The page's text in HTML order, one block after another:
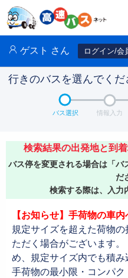
ゲスト さん ログイン/会
行きのバスを選んでくだ
バス選択 情報入力
検索結果の出発地と到
バス停を変更される場合は「バ
だ
検索する際は、入力
【お知らせ】手荷物の車
規定サイズを超えた荷物
ただく場合がございます
め、規定サイズ内でも積み
手荷物の最小限・コンパ